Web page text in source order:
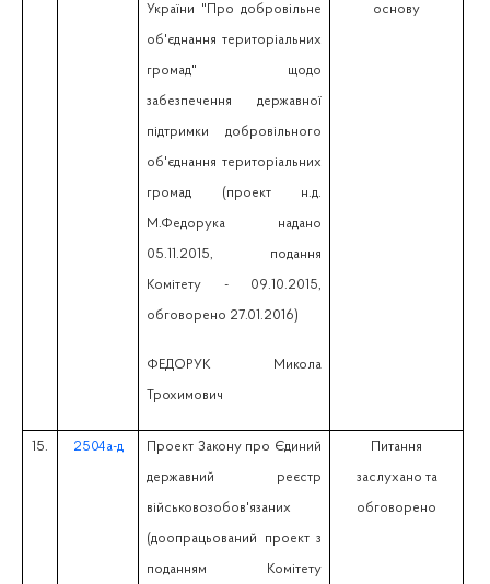
України "Про добровільне
об'єднання територіальних
громад" щодо
забезпечення державної
підтримки добровільного
об'єднання територіальних
громад (проект н.д.
М.Федорука надано
05.11.2015, подання
Комітету - 09.10.2015,
обговорено 27.01.2016)
ФЕДОРУК Микола
Трохимович
основу
15. 2504а-д Проект Закону про Єдиний
державний реєстр
військовозобов'язаних
(доопрацьований проект з
поданням Комітету
Питання
заслухано та
обговорено